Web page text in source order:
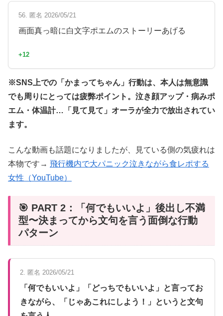
56. 匿名 2026/05/21
画面真っ暗に白文字ポエムのストーリーあげる
+12
※SNS上での「かまってちゃん」行動は、本人は無意識
でも周りにとっては疲弊ポイント。泣き顔アップ・病みポ
エム・体温計…「見て見て」オーラが全力で放出されてい
ます。
こんな動画も話題になりましたが、見ている側の気疲れは
本物です→ 飛行機内で大パニック泣きながら食レポする
女性（YouTube）
🎯 PART 2：「何でもいいよ」後出し不満
型〜決まってから文句を言う面倒な行動
パターン
2. 匿名 2026/05/21
「何でもいいよ」「どっちでもいいよ」と言ってお
きながら、「じゃあこれにしよう！」というと文句